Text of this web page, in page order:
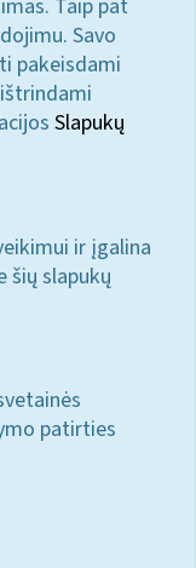
Taip pat
Savo
pakeisdami
Slapukų
ir įgalina
šių slapukų
patirties